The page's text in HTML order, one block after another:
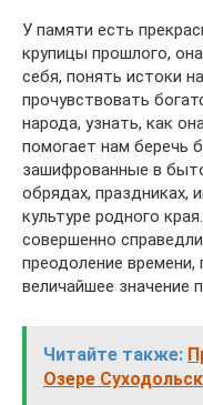
У памяти есть
крупицы прошлого,
себя, понять истоки
прочувствовать
народа, узнать, как
помогает нам беречь
зашифрованные в
обрядах, праздниках,
культуре родного
совершенно
преодоление времени,
величайшее значение
Читайте также:
Озере